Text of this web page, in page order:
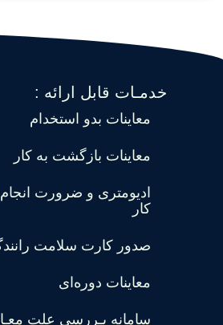
خدمـات قابل ارائه :
معاینات بدو استخدام
معاینات بازگشت به کار
ادیومتری و ضرورت
کار
صدور کارت سلامت
معاینات دوره‌ای
سامانه بـررسی علت